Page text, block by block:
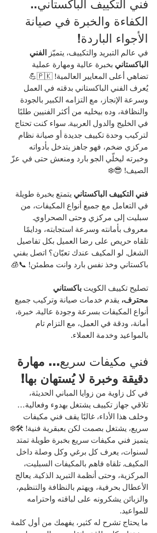
فني التكييف الباكستاني..
الكفاءة والخبرة في صيانة
الأجواء الباردة!
في عالم التبريد والتكييف، يتميّز الفني
الباكستاني بخبرة عالية ومهارة عملية
تضاهي أعلى المعايير العالمية! 🇵🇰💪
يُعرف الفني الباكستاني بدقته في العمل
وسرعة الإنجاز، مع التزامه الكبير بالجودة
والنظافة، وده بيخليه من أكثر الفنيين طلبًا
في الخليج والدول العربية. سواء كنت تحتاج
لتركيب وحدة تكييف جديدة أو صيانة نظام
مركزي ضخم، فهو جاهز يتدخل بأدواته
وخبرته ليخلّي الجو بارد ومنعش حتى في عزّ
الصيف! 😎❄️
فني التكييف الباكستاني يتمتع بخبرة طويلة
في التعامل مع جميع أنواع المكيفات، من
سبليت إلى مركزي وحتى الصحراوي.
معروف بأمانته وسرعة استجابته، ودايمًا
تلقاه حريص على رضا العميل بكل تفاصيل
الشغل. لو المكيف عندك تعبّان؟ اتصل بفني
باكستاني وخذ نفس بارد وانت مطمئن! 📞🧊
تصليح تكييف الكويت باكستاني
محترف، يقدم خدمات صيانة وتركيب جميع
أنواع المكيفات بسرعة وجودة عالية. خبرة،
أمانة، ودقة في العمل، مع التزام تام
بالمواعيد وخدمة العملاء.
فني مكيفات سريع… مهارة
دقيقة وخبرة لا يُستهان بها!
في كل زاوية من زوايا المباني الحديثة،
تلاقي جهاز تكييف يشتغل بهدوء وفعالية…
وخلف هذا الأداء، غالبًا يقف فني مكيفات
سريع، يشتغل بصمت لكن بعبقرية فنية! 🛠️❄️
يتميز فني مكيفات سريع بخبرة طويلة تمتد
لسنوات، يعرف كل برغي وكل وصلة داخل
المكيف. تلقاه فاهم بالمكيفات السبليت،
المركزية، وحتى أنظمة التبريد الذكية. يعالج
الأعطال بحرفية، ويهتم بالنظافة والتنظيم،
والزبائن يشكرونه على لباقته واحترامه
للمواعيد.
ما يحتاج تشرح له كثير، يفهمك من أول كلمة